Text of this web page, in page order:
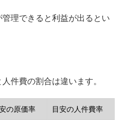
理できると利益が出るとい
件費の割合は違います。
の原価率 目安の人件費率